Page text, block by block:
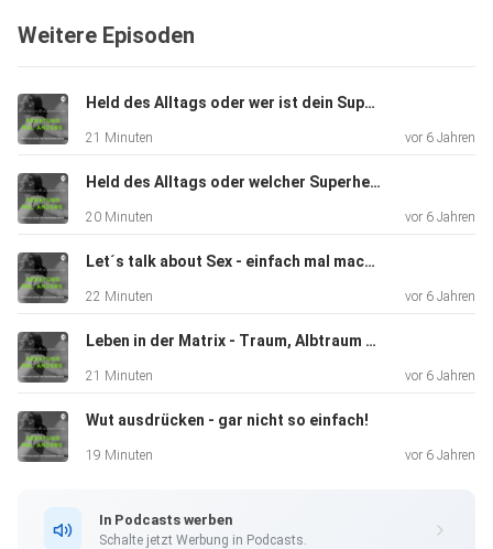
Weitere Episoden
Held des Alltags oder wer ist dein Superheld? Teil 2
21 Minuten vor 6 Jahren
Held des Alltags oder welcher Superheld bist du? Teil 1
20 Minuten vor 6 Jahren
Let´s talk about Sex - einfach mal machen!
22 Minuten vor 6 Jahren
Leben in der Matrix - Traum, Albtraum oder doch Realität?
21 Minuten vor 6 Jahren
Wut ausdrücken - gar nicht so einfach!
19 Minuten vor 6 Jahren
In Podcasts werben
Schalte jetzt Werbung in Podcasts.